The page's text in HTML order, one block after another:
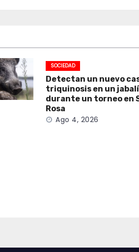
SOCIEDAD
Detectan un nuevo
triquinosis en un
durante un torneo en
Rosa
Ago 4, 2026